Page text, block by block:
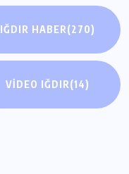
IĞDIR HABER(270)
VIDEO IĞDIR(14)